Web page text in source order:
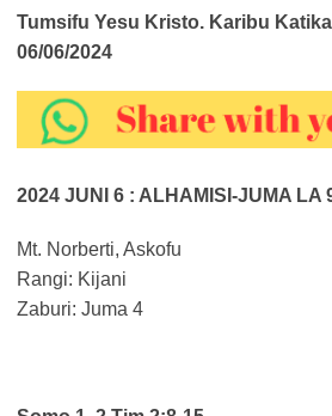
Tumsifu Yesu Kristo. Karibu
06/06/2024
2024 JUNI 6 : ALHAMISI-JUMA LA
Mt. Norberti, Askofu
Rangi: Kijani
Zaburi: Juma 4